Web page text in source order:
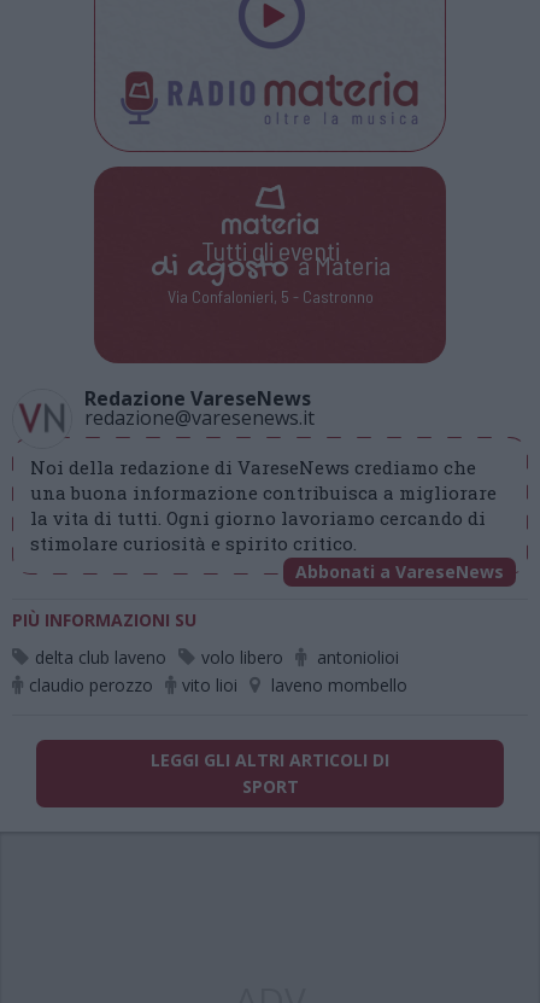
Tutti gli eventi
di agostoa Materia
Via Confalonieri, 5 - Castronno
Redazione VareseNews
redazione@varesenews.it
Noi della redazione di VareseNews crediamo che
una buona informazione contribuisca a migliorare
la vita di tutti. Ogni giorno lavoriamo cercando di
stimolare curiosità e spirito critico.
Abbonati a VareseNews
PIÙ INFORMAZIONI SU
delta club laveno
volo libero
antoniolioi
claudio perozzo
vito lioi laveno mombello
LEGGI GLI ALTRI ARTICOLI DI
SPORT